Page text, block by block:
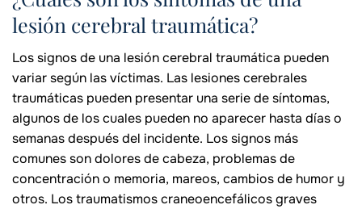
lesión cerebral traumática?
Los signos de una lesión cerebral traumática pueden
variar según las víctimas. Las lesiones cerebrales
traumáticas pueden presentar una serie de síntomas,
algunos de los cuales pueden no aparecer hasta días o
semanas después del incidente. Los signos más
comunes son dolores de cabeza, problemas de
concentración o memoria, mareos, cambios de humor y
otros. Los traumatismos craneoencefálicos graves